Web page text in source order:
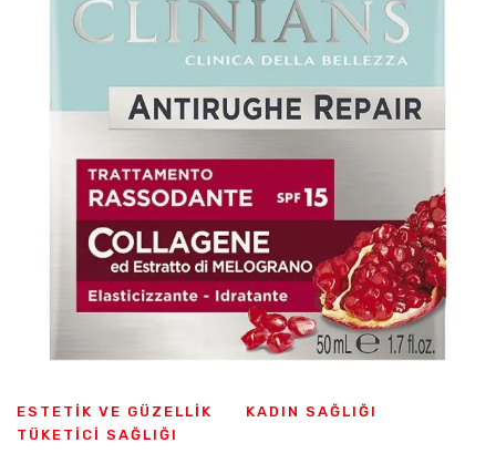
ESTETIK VE GÜZELLIK
KADIN SAĞLIĞI
TÜKETICI SAĞLIĞI